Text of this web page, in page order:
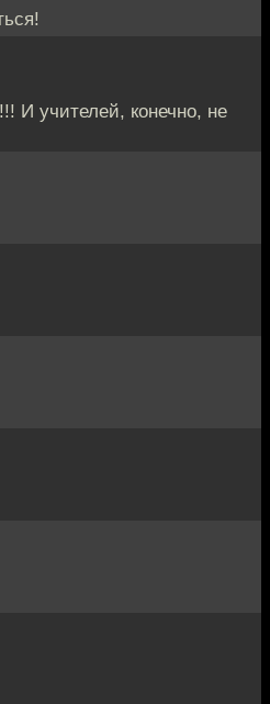
И учителей, конечно, не